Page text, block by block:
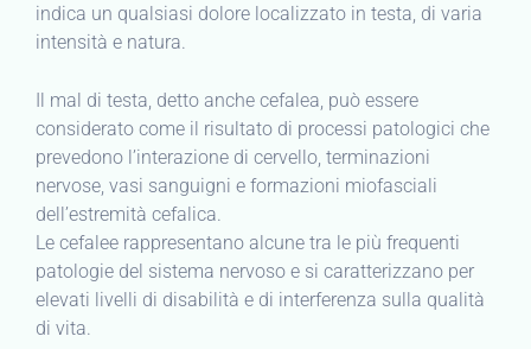
indica un qualsiasi dolore localizzato in testa, di varia
intensità e natura.
Il mal di testa, detto anche cefalea, può essere
considerato come il risultato di processi patologici che
prevedono l’interazione di cervello, terminazioni
nervose, vasi sanguigni e formazioni miofasciali
dell’estremità cefalica.
Le cefalee rappresentano alcune tra le più frequenti
patologie del sistema nervoso e si caratterizzano per
elevati livelli di disabilità e di interferenza sulla qualità
di vita.